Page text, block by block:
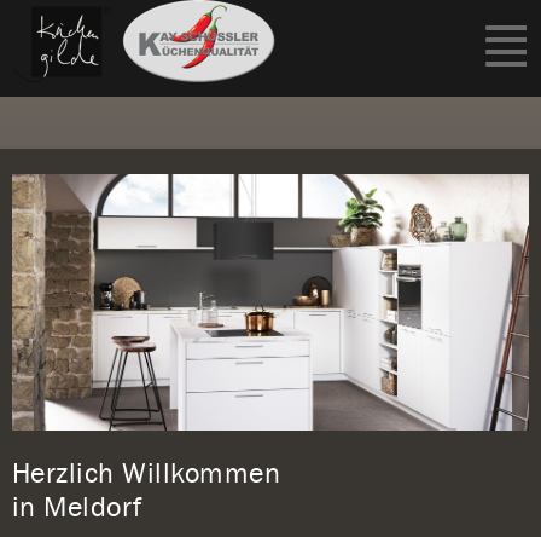
Herzlich Willkommen
in Meldorf